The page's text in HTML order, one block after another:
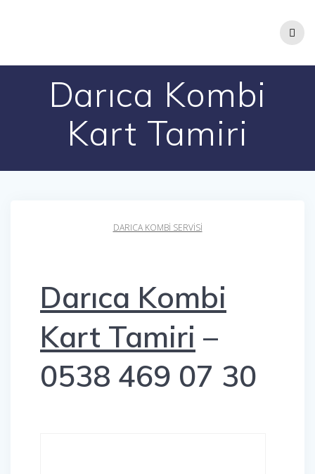
Darıca Kombi
Kart Tamiri
DARICA KOMBI SERVISI
Darıca Kombi
Kart Tamiri –
0538 469 07 30